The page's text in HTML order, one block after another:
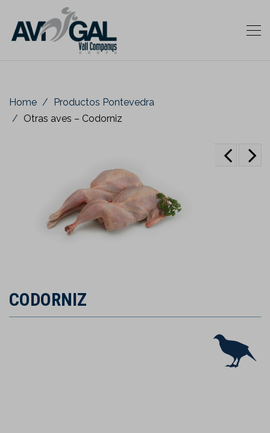
Home
Productos Pontevedra
Otras aves – Codorniz
CODORNIZ